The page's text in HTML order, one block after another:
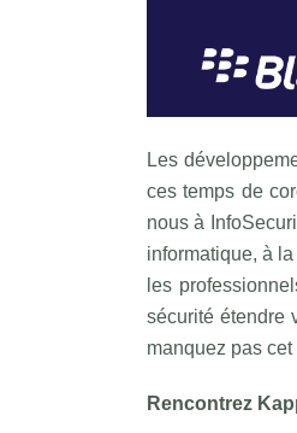
Les
ces temps de
nous à
informatique, à
les
sécurité étendre
manquez pas
Rencontrez